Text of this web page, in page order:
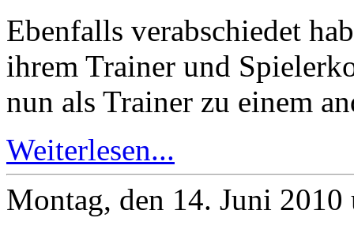
Ebenfalls verabschiedet
ihrem Trainer und
nun als Trainer zu einem
Weiterlesen...
Montag, den 14. Juni